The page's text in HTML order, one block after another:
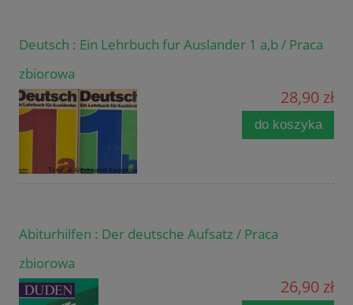
Deutsch : Ein Lehrbuch fur Auslander 1 a,b / Praca
zbiorowa
28,90 zł
do koszyka
Abiturhilfen : Der deutsche Aufsatz / Praca
zbiorowa
26,90 zł